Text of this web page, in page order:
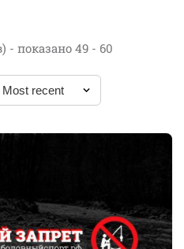
- показано 49 - 60